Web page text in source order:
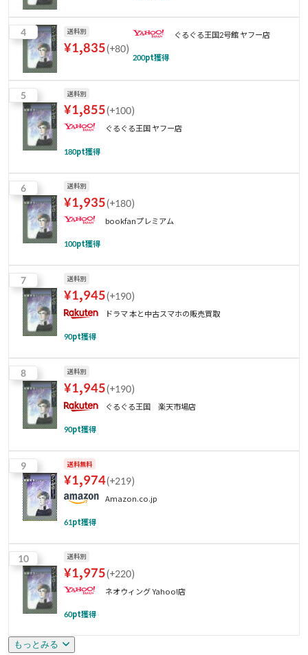
4 送料別
¥1,835(+80)
ぐるぐる王国2号館 ヤフー店
200pt獲得
5 送料別
¥1,855(+100)
ぐるぐる王国 ヤフー店
180pt獲得
6 送料別
¥1,935(+180)
bookfanプレミアム
100pt獲得
7 送料別
¥1,945(+190)
ドラマ 本と中古スマホの販売買取
90pt獲得
8 送料別
¥1,945(+190)
ぐるぐる王国 楽天市場店
90pt獲得
9 送料無料
¥1,974(+219)
Amazon.co.jp
61pt獲得
10 送料別
¥1,975(+220)
ネオウィング Yahoo!店
60pt獲得
もっとみる